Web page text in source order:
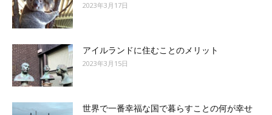
2023年3月17日
アイルランドに住むことのメリット
2023年3月15日
世界で一番幸福な国で暮らすことの何が幸せ